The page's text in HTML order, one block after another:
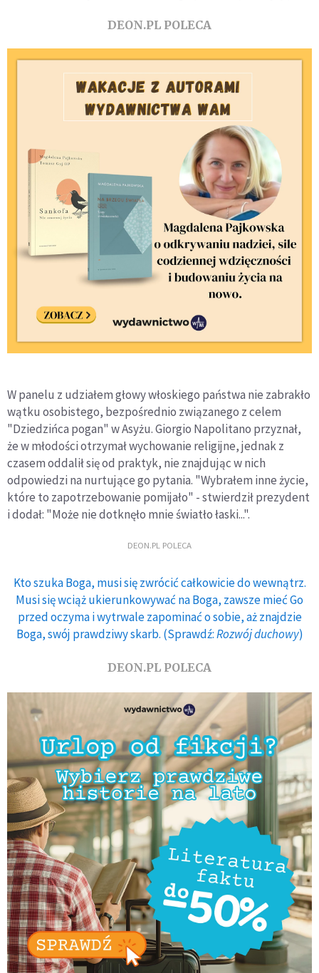
DEON.PL POLECA
W panelu z udziałem głowy włoskiego państwa nie zabrakło
wątku osobistego, bezpośrednio związanego z celem
"Dziedzińca pogan" w Asyżu. Giorgio Napolitano przyznał,
że w młodości otrzymał wychowanie religijne, jednak z
czasem oddalił się od praktyk, nie znajdując w nich
odpowiedzi na nurtujące go pytania. "Wybrałem inne życie,
które to zapotrzebowanie pomijało" - stwierdził prezydent
i dodał: "Może nie dotknęło mnie światło łaski...".
DEON.PL POLECA
Kto szuka Boga, musi się zwrócić całkowicie do wewnątrz.
Musi się wciąż ukierunkowywać na Boga, zawsze mieć Go
przed oczyma i wytrwale zapominać o sobie, aż znajdzie
Boga, swój prawdziwy skarb. (Sprawdź:Rozwój duchowy)
DEON.PL POLECA